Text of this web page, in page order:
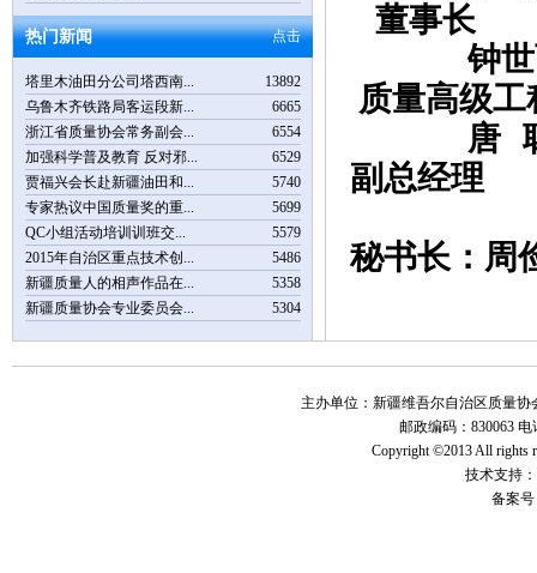
【通知公告】倒计时5天，“3.15国际消费
者权益日”主题...
点击
热门新闻
13892
塔里木油田分公司塔西南...
6665
乌鲁木齐铁路局客运段新...
6554
浙江省质量协会常务副会...
6529
加强科学普及教育 反对邪...
5740
贾福兴会长赴新疆油田和...
5699
专家热议中国质量奖的重...
5579
QC小组活动培训训班交...
5486
2015年自治区重点技术创...
5358
新疆质量人的相声作品在...
5304
新疆质量协会专业委员会...
董事长
钟世
质量高级工
唐
副总经理
秘书长：
主办单位：新疆维吾尔自治区质量协
邮政编码：830063 电
Copyright ©2013 All rights
技术支持：
备案号